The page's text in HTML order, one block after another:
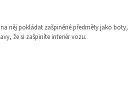
něj pokládat zašpiněné předměty jako boty,
že si zašpiníte interiér vozu.